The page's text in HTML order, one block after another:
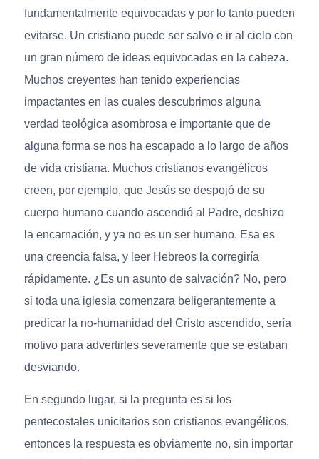
fundamentalmente equivocadas y por lo tanto pueden
evitarse. Un cristiano puede ser salvo e ir al cielo con
un gran número de ideas equivocadas en la cabeza.
Muchos creyentes han tenido experiencias
impactantes en las cuales descubrimos alguna
verdad teológica asombrosa e importante que de
alguna forma se nos ha escapado a lo largo de años
de vida cristiana. Muchos cristianos evangélicos
creen, por ejemplo, que Jesús se despojó de su
cuerpo humano cuando ascendió al Padre, deshizo
la encarnación, y ya no es un ser humano. Esa es
una creencia falsa, y leer Hebreos la corregiría
rápidamente. ¿Es un asunto de salvación? No, pero
si toda una iglesia comenzara beligerantemente a
predicar la no-humanidad del Cristo ascendido, sería
motivo para advertirles severamente que se estaban
desviando.
En segundo lugar, si la pregunta es si los
pentecostales unicitarios son cristianos evangélicos,
entonces la respuesta es obviamente no, sin importar